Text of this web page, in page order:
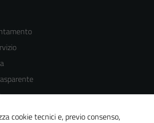
cookie tecnici e, previo consenso,
Tecnici